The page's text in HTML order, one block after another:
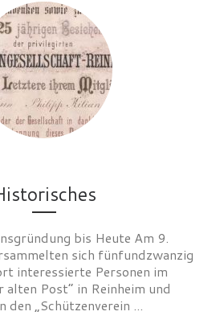
bis Heute Am 9.
sich fünfundzwanzig
interessierte Personen im
alten Post“ in Reinheim und
den „Schützenverein ...